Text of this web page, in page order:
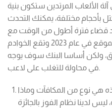
الألعاب المرتدين ستكون بنية
مختلفة، يمكنك التحدث
قضاء فترة أطول من الوقت مع
الاستبعاد الذاتي. تم إنشاء الموقع في عام 2023 وتقع الخوادم
ولكن أساسا البنك سوف يوجه
في محاولة للتغلب على لاعب.
هي نوع من المكافآت وماذا
لدينا نظام الفوز بالجائزة